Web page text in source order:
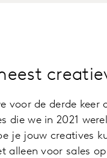
voor de derde keer
die we in 2021
je jouw creatives
alleen voor sales